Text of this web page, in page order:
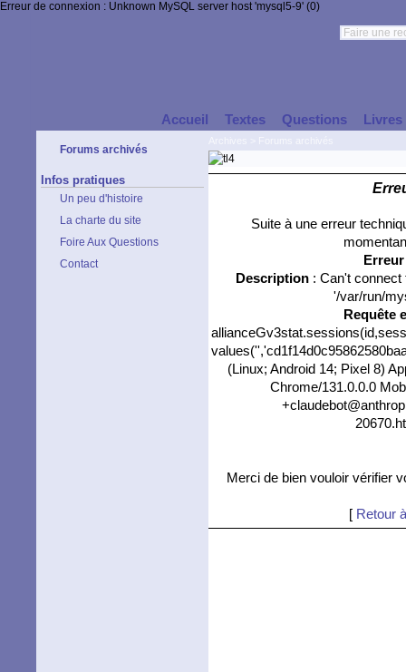
Erreur de connexion : Unknown MySQL server host 'mysql5-9' (0)
Accueil Textes Questions Livres
Forums archivés
Infos pratiques
Un peu d'histoire
La charte du site
Foire Aux Questions
Contact
Suite à une erreur
Description: Can't connect
'/var/run/
Requête
(Linux; Android 14; Pixel 8)
Chrome/131.0.0.0
Merci de bien vouloir vérifier
[ Retour